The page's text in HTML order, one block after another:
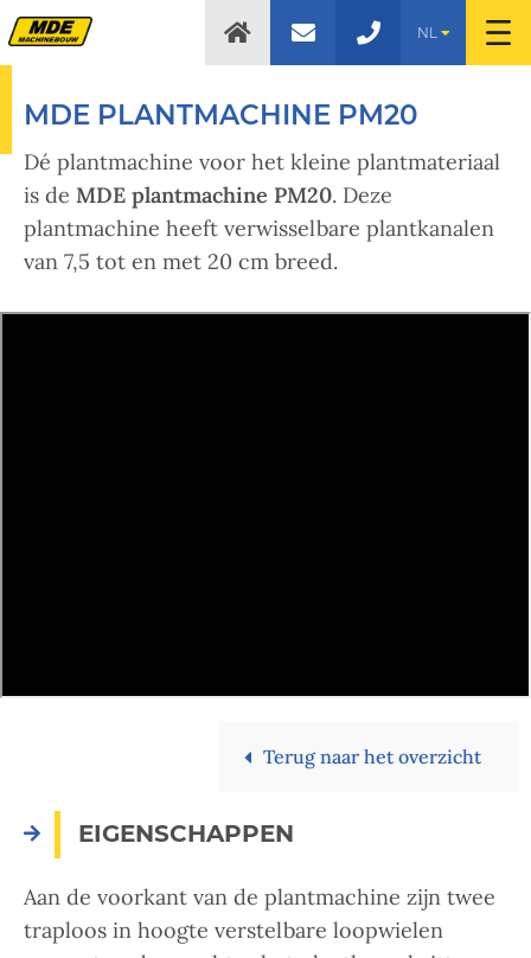
NL
MDE PLANTMACHINE PM20
Dé plantmachine voor het kleine plantmateriaal
is de MDE plantmachine PM20. Deze
plantmachine heeft verwisselbare plantkanalen
van 7,5 tot en met 20 cm breed.
Terug naar het overzicht
EIGENSCHAPPEN
Aan de voorkant van de plantmachine zijn twee
traploos in hoogte verstelbare loopwielen